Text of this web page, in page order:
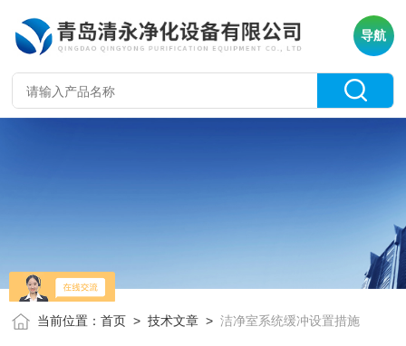
导航
当前位置：首页 >技术文章 >洁净室系统缓冲设置措施